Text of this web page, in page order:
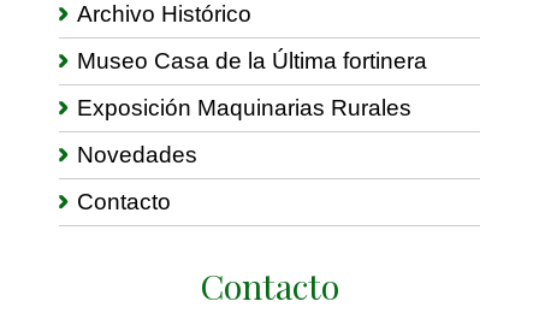
Archivo Histórico
Museo Casa de la Última fortinera
Exposición Maquinarias Rurales
Novedades
Contacto
Contacto